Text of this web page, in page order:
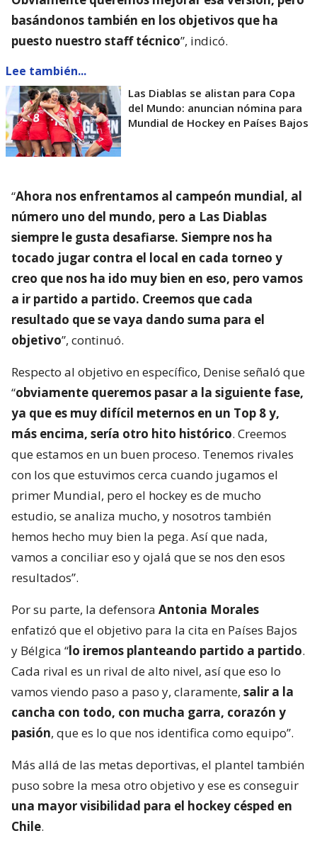
basándonos también en los objetivos que ha
puesto nuestro staff técnico”, indicó.
Lee también...
Las Diablas se alistan para Copa
del Mundo: anuncian nómina para
Mundial de Hockey en Países Bajos
“Ahora nos enfrentamos al campeón mundial, al
número uno del mundo, pero a Las Diablas
siempre le gusta desafiarse. Siempre nos ha
tocado jugar contra el local en cada torneo y
creo que nos ha ido muy bien en eso, pero vamos
a ir partido a partido. Creemos que cada
resultado que se vaya dando suma para el
objetivo”, continuó.
Respecto al objetivo en específico, Denise señaló que
“obviamente queremos pasar a la siguiente fase,
ya que es muy difícil meternos en un Top 8 y,
más encima, sería otro hito histórico. Creemos
que estamos en un buen proceso. Tenemos rivales
con los que estuvimos cerca cuando jugamos el
primer Mundial, pero el hockey es de mucho
estudio, se analiza mucho, y nosotros también
hemos hecho muy bien la pega. Así que nada,
vamos a conciliar eso y ojalá que se nos den esos
resultados”.
Por su parte, la defensora Antonia Morales
enfatizó que el objetivo para la cita en Países Bajos
y Bélgica “lo iremos planteando partido a partido.
Cada rival es un rival de alto nivel, así que eso lo
vamos viendo paso a paso y, claramente, salir a la
cancha con todo, con mucha garra, corazón y
pasión, que es lo que nos identifica como equipo”.
Más allá de las metas deportivas, el plantel también
puso sobre la mesa otro objetivo y ese es conseguir
una mayor visibilidad para el hockey césped en
Chile.